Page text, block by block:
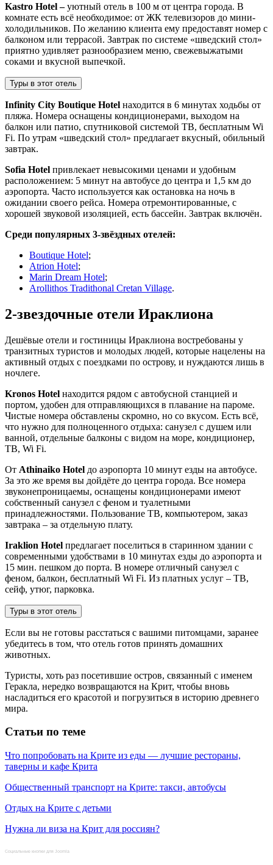
Kastro Hotel –уютный отель в 100 м от центра города. В
комнате есть всё необходимое: от ЖК телевизоров до мини-
холодильников. По желанию клиента ему предоставят номер с
балконом или террасой. Завтрак по системе «шведский стол»
приятно удивляет разнообразием меню, свежевыжатыми
соками и вкусной выпечкой.
Туры в этот отель
Infinity City Boutique Hotel находится в 6 минутах ходьбы от
пляжа. Номера оснащены кондиционерами, выходом на
балкон или патио, спутниковой системой ТВ, бесплатным Wi
Fi. По утрам «шведский стол» предлагает вкусный, обильный
завтрак.
Sofia Hotel привлекает невысокими ценами и удобным
расположением: 5 минут на автобусе до центра и 1,5 км до
аэропорта. Часто используется как остановка на ночь в
ожидании своего рейса. Номера отремонтированные, с
хорошей звуковой изоляцией, есть бассейн. Завтрак включён.
Среди популярных 3-звёздных отелей:
Boutique Hotel;
Atrion Hotel;
Marin Dream Hotel;
Arollithos Tradithonal Cretan Village.
2-звездочные отели Ираклиона
Дешёвые отели и гостиницы Ираклиона востребованы у
транзитных туристов и молодых людей, которые нацелены на
активный отдых с поездками по острову, и нуждаются лишь в
ночлеге.
Kronos Hotel находится рядом с автобусной станцией и
портом, удобен для отправляющихся в плавание на пароме.
Чистые номера обставлены скромно, но со вкусом. Есть всё,
что нужно для полноценного отдыха: санузел с душем или
ванной, отдельные балконы с видом на море, кондиционер,
ТВ, Wi Fi.
От Athinaiko Hotel до аэропорта 10 минут езды на автобусе.
За это же время вы дойдёте до центра города. Все номера
звуконепроницаемы, оснащены кондиционерами имеют
собственный санузел с феном и туалетными
принадлежностями. Пользование ТВ, компьютером, заказ
завтрака – за отдельную плату.
Iraklion Hotel предлагает поселиться в старинном здании с
современными удобствами в 10 минутах езды до аэропорта и
15 мин. пешком до порта. В номере отличный санузел с
феном, балкон, бесплатный Wi Fi. Из платных услуг – ТВ,
сейф, утюг, парковка.
Туры в этот отель
Если вы не готовы расстаться с вашими питомцами, заранее
убедитесь в том, что отель готов принять домашних
животных.
Туристы, хоть раз посетившие остров, связанный с именем
Геракла, нередко возвращаются на Крит, чтобы вновь
насладиться его красотой и погрузиться в историю древнего
мира.
Статьи по теме
Что попробовать на Крите из еды — лучшие рестораны,
таверны и кафе Крита
Общественный транспорт на Крите: такси, автобусы
Отдых на Крите с детьми
Нужна ли виза на Крит для россиян?
Социальные кнопки для Joomla